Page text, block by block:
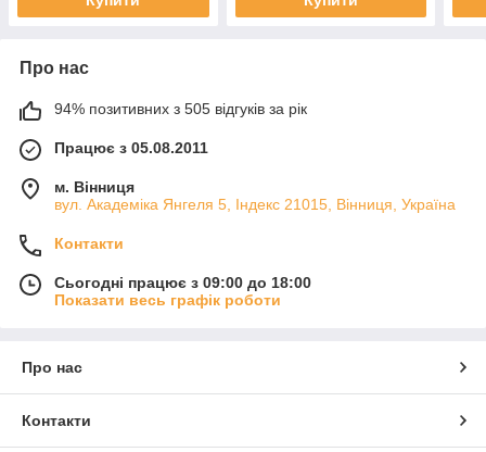
Про нас
94% позитивних з 505 відгуків за рік
Працює з 05.08.2011
м. Вінниця
вул. Академіка Янгеля 5, Індекс 21015, Вінниця, Україна
Контакти
Сьогодні працює з 09:00 до 18:00
Показати весь графік роботи
Про нас
Контакти